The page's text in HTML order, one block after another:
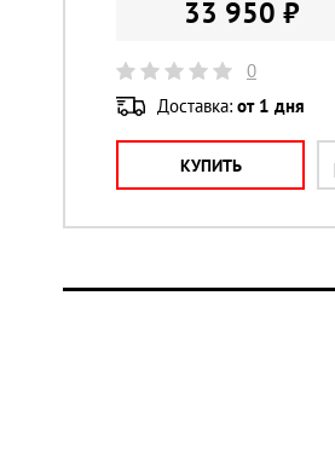
33 950 ₽
0
Доставка: от 1 дня
КУПИТЬ